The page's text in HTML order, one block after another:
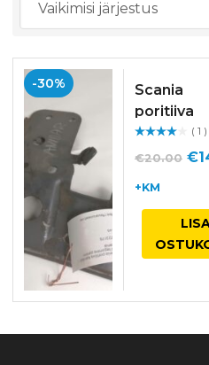
-30%
Scania
poritiiva
kandur,
tagumine
guga
/ 5
( 1 )
€20.00
oli:
€
+KM